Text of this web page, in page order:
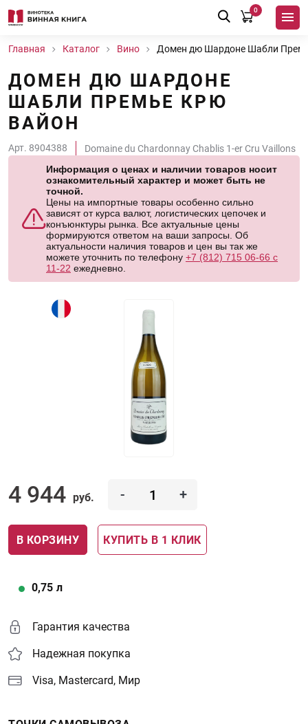
0
Главная Каталог Вино Домен дю Шардоне Шабли
ДОМЕН ДЮ ШАРДОНЕ
ШАБЛИ ПРЕМЬЕ КРЮ
ВАЙОН
Арт. 8904388
Domaine du Chardonnay Chablis 1-er Cru Vaillons
Информация о ценах и наличии товаров носит
ознакомительный характер и может быть не
точной.
Цены на импортные товары особенно сильно
зависят от курса валют, логистических цепочек и
конъюнктуры рынка. Все актуальные цены
формируются ответом на ваши запросы. Об
актуальности наличия товаров и цен вы так же
можете уточнить по телефону +7 (812) 715 06-66 с
11-22 ежедневно.
4 944 руб. - +
В КОРЗИНУ КУПИТЬ В 1 КЛИК
0,75 л
Гарантия качества
Надежная покупка
Visa, Mastercard, Мир